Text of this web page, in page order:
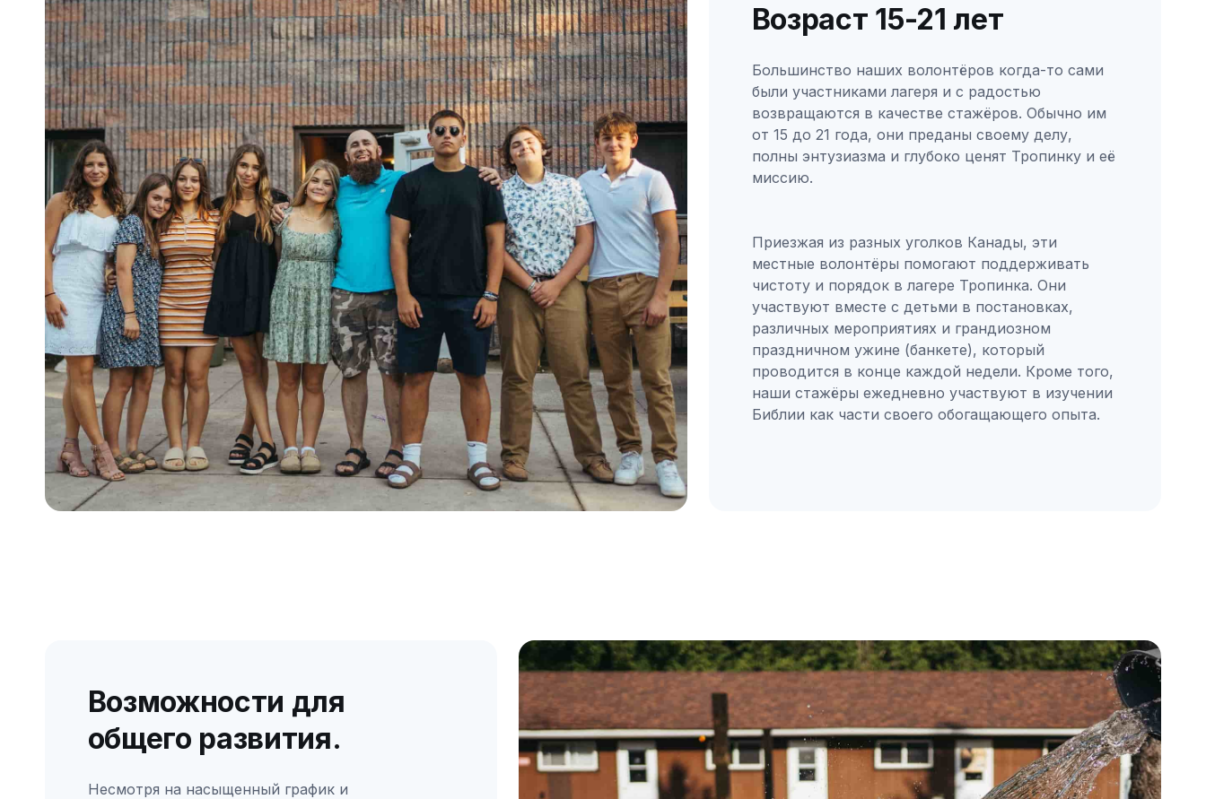
Возраст 15-21 лет
Большинство наших волонтёров когда-то сами
были участниками лагеря и с радостью
возвращаются в качестве стажёров. Обычно им
от 15 до 21 года, они преданы своему делу,
полны энтузиазма и глубоко ценят Тропинку и её
миссию.
Приезжая из разных уголков Канады, эти
местные волонтёры помогают поддерживать
чистоту и порядок в лагере Тропинка. Они
участвуют вместе с детьми в постановках,
различных мероприятиях и грандиозном
праздничном ужине (банкете), который
проводится в конце каждой недели. Кроме того,
наши стажёры ежедневно участвуют в изучении
Библии как части своего обогащающего опыта.
Возможности для
общего развития.
Несмотря на насыщенный график и